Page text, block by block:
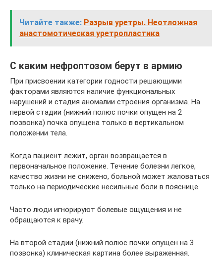
Читайте также: Разрыв уретры. Неотложная
анастомотическая уретропластика
С каким нефроптозом берут в армию
При присвоении категории годности решающими
факторами являются наличие функциональных
нарушений и стадия аномалии строения организма. На
первой стадии (нижний полюс почки опущен на 2
позвонка) почка опущена только в вертикальном
положении тела.
Когда пациент лежит, орган возвращается в
первоначальное положение. Течение болезни легкое,
качество жизни не снижено, больной может жаловаться
только на периодические несильные боли в пояснице.
Часто люди игнорируют болевые ощущения и не
обращаются к врачу.
На второй стадии (нижний полюс почки опущен на 3
позвонка) клиническая картина более выраженная.